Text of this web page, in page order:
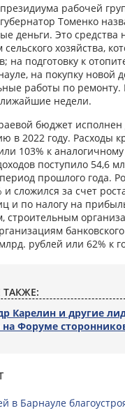
рабочей
Томенко
деньги. Это
хозяйства,
на подготовку к
на покупку новой
работы по
недели.
бюджет
в 2022 году. Расходы
103% к
поступило 54,6
прошлого года.
и сложился за счет
и по налогу на
строительным
рублей или 62% к
ТАКЖЕ:
Карелин и другие
Форуме
в Барнауле